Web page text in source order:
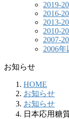
2019-
2016-
2013-
2010-
2007-
2006年
お知らせ
HOME
お知らせ
お知らせ
日本応用糖